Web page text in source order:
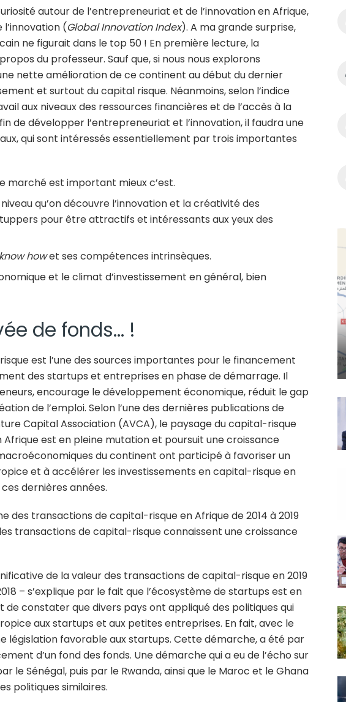
autour de l’entrepreneuriat et de l’innovation en Afrique,
l’innovation (Global Innovation Index). A ma grande surprise,
ne figurait dans le top 50 ! En première lecture, la
du professeur. Sauf que, si nous nous explorons
nette amélioration de ce continent au début du dernier
et surtout du capital risque. Néanmoins, selon l’indice
aux niveaux des ressources financières et de l’accès à la
de développer l’entrepreneuriat et l’innovation, il faudra une
qui sont intéressés essentiellement par trois importantes
marché est important mieux c’est.
qu’on découvre l’innovation et la créativité des
pour être attractifs et intéressants aux yeux des
know howet ses compétences intrinsèques.
et le climat d’investissement en général, bien
de fonds… !
risque est l’une des sources importantes pour le financement
des startups et entreprises en phase de démarrage. Il
encourage le développement économique, réduit le gap
de l’emploi. Selon l’une des dernières publications de
Capital Association (AVCA), le paysage du capital-risque
est en pleine mutation et poursuit une croissance
du continent ont participé à favoriser un
et à accélérer les investissements en capital-risque en
dernières années.
des transactions de capital-risque en Afrique de 2014 à 2019
transactions de capital-risque connaissent une croissance
de la valeur des transactions de capital-risque en 2019
– s’explique par le fait que l’écosystème de startups est en
de constater que divers pays ont appliqué des politiques qui
aux startups et aux petites entreprises. En fait, avec le
législation favorable aux startups. Cette démarche, a été par
d’un fond des fonds. Une démarche qui a eu de l’écho sur
le Sénégal, puis par le Rwanda, ainsi que le Maroc et le Ghana
politiques similaires.